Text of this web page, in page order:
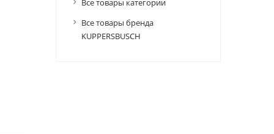
Все товары категории
Все товары бренда
KUPPERSBUSCH